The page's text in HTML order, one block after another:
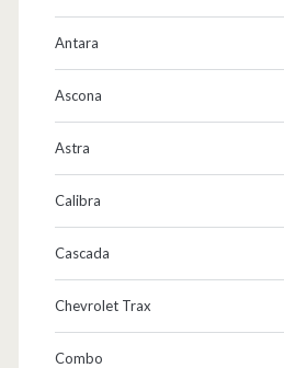
Antara
Ascona
Astra
Calibra
Cascada
Chevrolet Trax
Combo